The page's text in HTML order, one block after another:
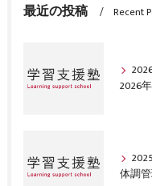
最近の投稿 Recent
2026
体調